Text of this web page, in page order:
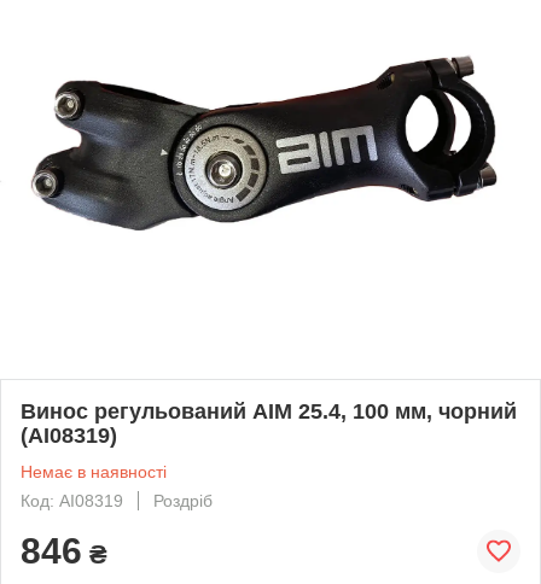
Винос регульований AIM 25.4, 100 мм, чорний
(AI08319)
Немає в наявності
Код: AI08319
Роздріб
846 ₴